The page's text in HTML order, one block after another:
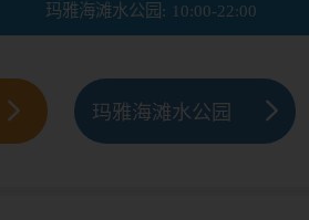
玛雅海滩水公园: 10:00-22:00
玛雅海滩水公园